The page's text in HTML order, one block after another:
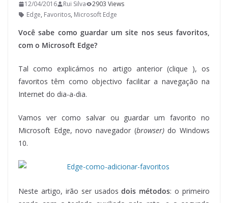
12/04/2016 Rui Silva
2903 Views
Edge, Favoritos, Microsoft Edge
Você sabe como guardar um site nos seus favoritos,
com o Microsoft Edge?
Tal como explicámos no artigo anterior (clique ), os
favoritos têm como objectivo facilitar a navegação na
Internet do dia-a-dia.
Vamos ver como salvar ou guardar um favorito no
Microsoft Edge, novo navegador (browser)do Windows
10.
Neste artigo, irão ser usadosdois métodos: o primeiro